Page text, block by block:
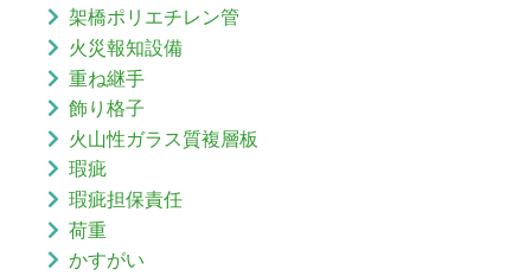
架橋ポリエチレン管
火災報知設備
重ね継手
飾り格子
火山性ガラス質複層板
瑕疵
瑕疵担保責任
荷重
かすがい